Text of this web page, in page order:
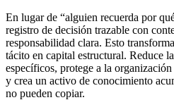
En lugar de “alguien recuerda por
registro de decisión trazable con
responsabilidad clara. Esto
tácito en capital estructural. Reduce
específicos, protege a la
y crea un activo de conocimiento
no pueden copiar.